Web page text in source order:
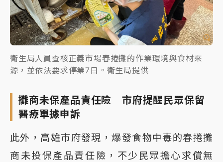
衛生局人員查核正義市場春捲攤的作業環境與食材來
源，並依法要求停業7日。衛生局提供
攤商未保產品責任險 市府提醒民眾保留
醫療單據申訴
此外，高雄市府發現，爆發食物中毒的春捲攤
商未投保產品責任險，不少民眾擔心求償無